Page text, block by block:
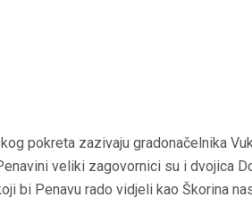
pokreta zazivaju gradonačelnika
veliki zagovornici su i dvojica
bi Penavu rado vidjeli kao Škorina